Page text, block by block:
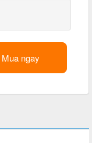
Mua ngay